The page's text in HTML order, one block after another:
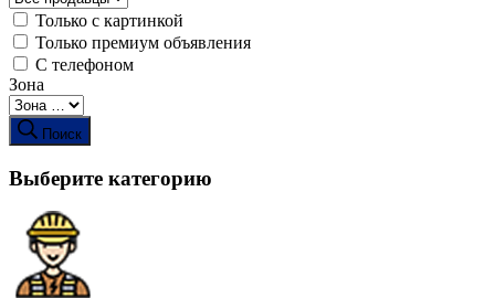
Только с картинкой
Только премиум объявления
С телефоном
Зона
Поиск
Выберите категорию